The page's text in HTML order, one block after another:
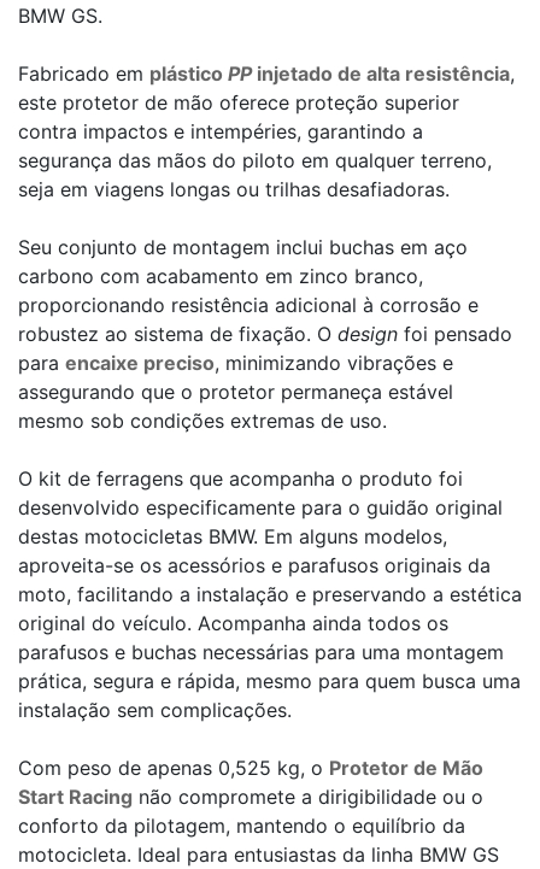
BMW GS.
Fabricado em plástico PP injetado de alta resistência,
este protetor de mão oferece proteção superior
contra impactos e intempéries, garantindo a
segurança das mãos do piloto em qualquer terreno,
seja em viagens longas ou trilhas desafiadoras.
Seu conjunto de montagem inclui buchas em aço
carbono com acabamento em zinco branco,
proporcionando resistência adicional à corrosão e
robustez ao sistema de fixação. O design foi pensado
para encaixe preciso, minimizando vibrações e
assegurando que o protetor permaneça estável
mesmo sob condições extremas de uso.
O kit de ferragens que acompanha o produto foi
desenvolvido especificamente para o guidão original
destas motocicletas BMW. Em alguns modelos,
aproveita-se os acessórios e parafusos originais da
moto, facilitando a instalação e preservando a estética
original do veículo. Acompanha ainda todos os
parafusos e buchas necessárias para uma montagem
prática, segura e rápida, mesmo para quem busca uma
instalação sem complicações.
Com peso de apenas 0,525 kg, o Protetor de Mão
Start Racing não compromete a dirigibilidade ou o
conforto da pilotagem, mantendo o equilíbrio da
motocicleta. Ideal para entusiastas da linha BMW GS